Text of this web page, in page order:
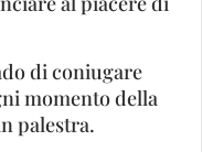
di coniugare
momento della
palestra.